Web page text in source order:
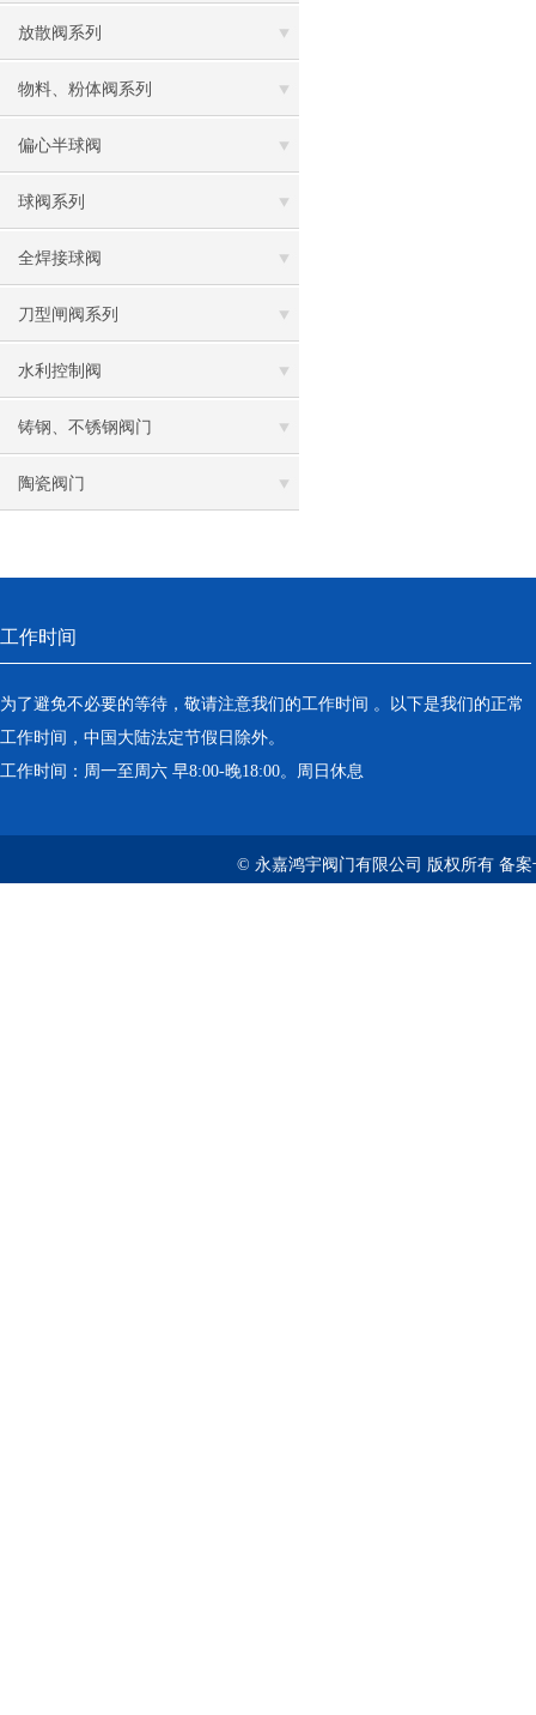
放散阀系列
物料、粉体阀系列
偏心半球阀
球阀系列
全焊接球阀
刀型闸阀系列
水利控制阀
铸钢、不锈钢阀门
陶瓷阀门
工作时间
为了避免不必要的等待，敬请注意我们的工作时间 。以下是我们的正常
工作时间，中国大陆法定节假日除外。
工作时间：周一至周六 早8:00-晚18:00。周日休息
© 永嘉鸿宇阀门有限公司 版权所有 备案